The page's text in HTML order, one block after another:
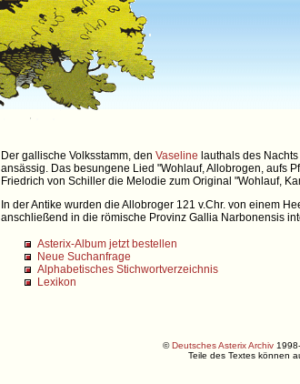
Der gallische Volksstamm, den Vaseline lauthals des
ansässig. Das besungene Lied "Wohlauf, Allobrogen, aufs
Friedrich von Schiller die Melodie zum Original "Wohlauf,
In der Antike wurden die Allobroger 121 v.Chr. von einem
anschließend in die römische Provinz Gallia Narbonensis
Asterix-Album jetzt bestellen
Neue Suchanfrage
Alphabetisches Stichwortverzeichnis
Lexikon
©Deutsches Asterix Archiv1998-
Teile des Textes können